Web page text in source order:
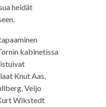
heidät
kabinetissa
Knut Aas,
Veijo
Wikstedt